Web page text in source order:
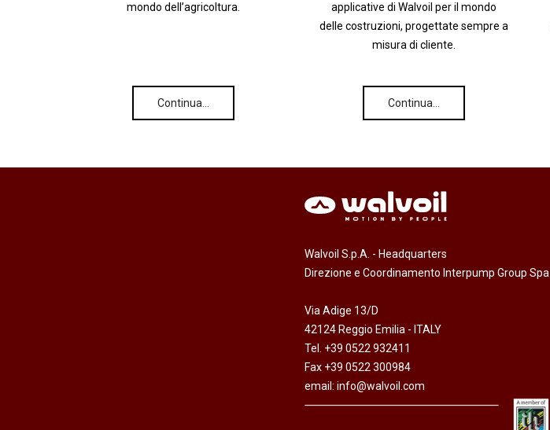
mondo dell’agricoltura.
Continua…
applicative di Walvoil per il mondo
delle costruzioni, progettate sempre a
misura di cliente.
Continua…
Walvoil S.p.A. - Headquarters
Direzione e Coordinamento Interpump Group Spa
Via Adige 13/D
42124 Reggio Emilia - ITALY
Tel. +39 0522 932411
Fax +39 0522 300984
email: info@walvoil.com